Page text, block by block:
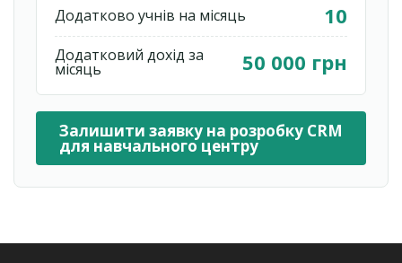
Додатково учнів на місяць 10
Додатковий дохід за
місяць 50 000 грн
Залишити заявку на розробку CRM
для навчального центру